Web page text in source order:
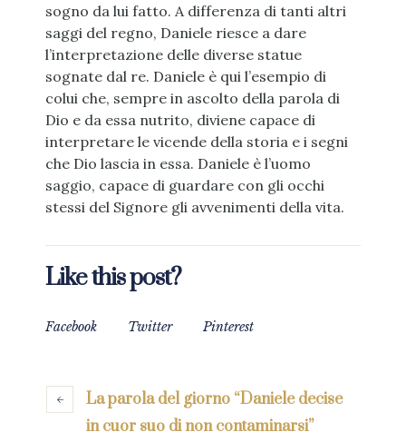
sogno da lui fatto. A differenza di tanti altri
saggi del regno, Daniele riesce a dare
l’interpretazione delle diverse statue
sognate dal re. Daniele è qui l’esempio di
colui che, sempre in ascolto della parola di
Dio e da essa nutrito, diviene capace di
interpretare le vicende della storia e i segni
che Dio lascia in essa. Daniele è l’uomo
saggio, capace di guardare con gli occhi
stessi del Signore gli avvenimenti della vita.
Like this post?
Facebook Twitter Pinterest
La parola del giorno “Daniele decise
in cuor suo di non contaminarsi”